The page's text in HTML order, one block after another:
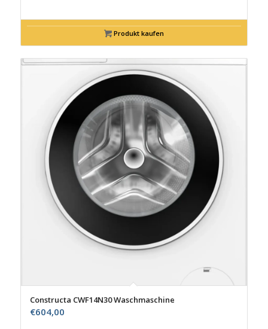
Produkt kaufen
Constructa CWF14N30 Waschmaschine
€604,00